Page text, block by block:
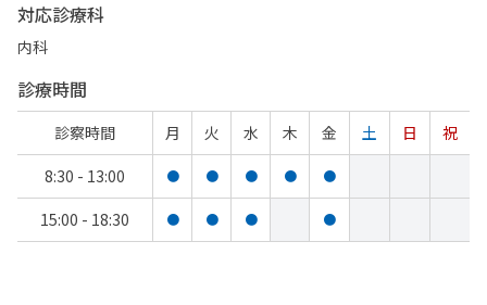
対応診療科
内科
診療時間
診察時間 月 火 水 木 金 土 日
祝
8:30 - 13:00
● ● ● ● ●
15:00 - 18:30 ● ● ● ●